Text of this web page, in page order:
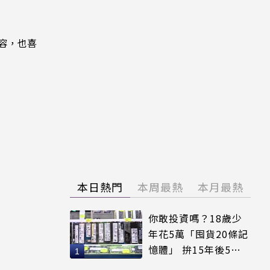
，也喜
本日熱門 本周最熱 本月最熱
你敢投資嗎？18歲少
年花5萬「囤貨20條記
憶體」 拚15年後5倍